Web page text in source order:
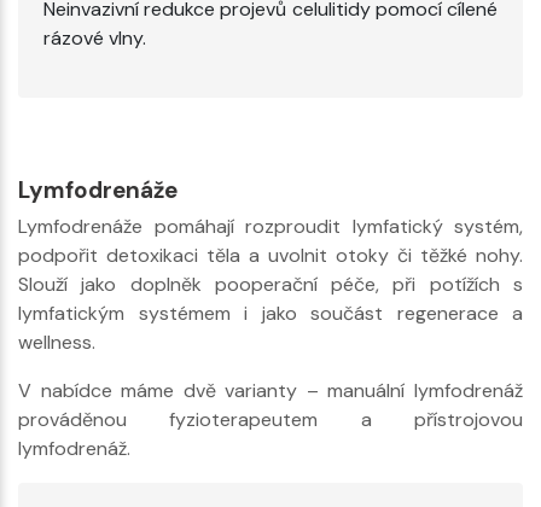
Neinvazivní redukce projevů celulitidy pomocí cílené
rázové vlny.
Lymfodrenáže
Lymfodrenáže pomáhají rozproudit lymfatický systém,
podpořit detoxikaci těla a uvolnit otoky či těžké nohy.
Slouží jako doplněk pooperační péče, při potížích s
lymfatickým systémem i jako součást regenerace a
wellness.
V nabídce máme dvě varianty – manuální lymfodrenáž
prováděnou fyzioterapeutem a přístrojovou
lymfodrenáž.